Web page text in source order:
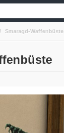
Smaragd-Waffenbüste